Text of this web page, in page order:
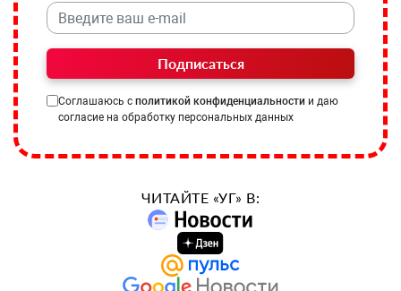
Подписаться
Соглашаюсь с политикой конфиденциальности и даю
согласие на обработку персональных данных
ЧИТАЙТЕ «УГ» В: